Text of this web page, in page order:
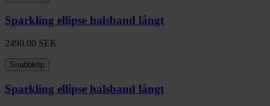
Sparkling ellipse halsband långt
2490.00 SEK
Snabbköp
Sparkling ellipse halsband långt